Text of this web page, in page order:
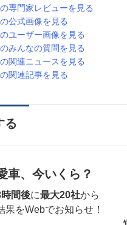
専門家レビューを見る
公式画像を見る
ユーザー画像を見る
みんなの質問を見る
関連ニュースを見る
関連記事を見る
る
車、今いくら？
間後に最大20社から
果をWebでお知らせ！